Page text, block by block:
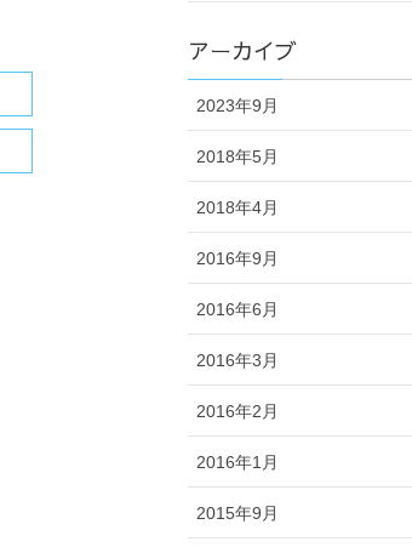
アーカイブ
2023年9月
2018年5月
2018年4月
2016年9月
2016年6月
2016年3月
2016年2月
2016年1月
2015年9月